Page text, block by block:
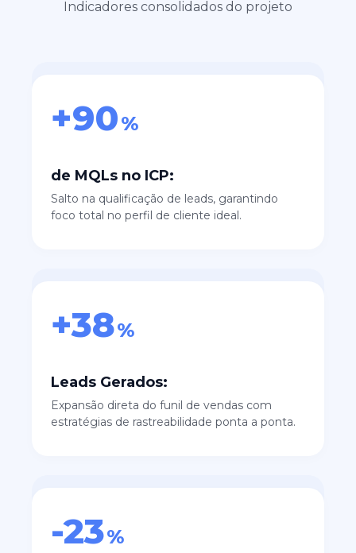
Indicadores consolidados do projeto
+90%
de MQLs no ICP:
Salto na qualificação de leads, garantindo
foco total no perfil de cliente ideal.
+38%
Leads Gerados:
Expansão direta do funil de vendas com
estratégias de rastreabilidade ponta a ponta.
-23%